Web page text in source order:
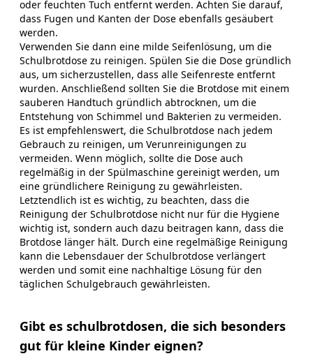
oder feuchten Tuch entfernt werden. Achten Sie darauf,
dass Fugen und Kanten der Dose ebenfalls gesäubert
werden.
Verwenden Sie dann eine milde Seifenlösung, um die
Schulbrotdose zu reinigen. Spülen Sie die Dose gründlich
aus, um sicherzustellen, dass alle Seifenreste entfernt
wurden. Anschließend sollten Sie die Brotdose mit einem
sauberen Handtuch gründlich abtrocknen, um die
Entstehung von Schimmel und Bakterien zu vermeiden.
Es ist empfehlenswert, die Schulbrotdose nach jedem
Gebrauch zu reinigen, um Verunreinigungen zu
vermeiden. Wenn möglich, sollte die Dose auch
regelmäßig in der Spülmaschine gereinigt werden, um
eine gründlichere Reinigung zu gewährleisten.
Letztendlich ist es wichtig, zu beachten, dass die
Reinigung der Schulbrotdose nicht nur für die Hygiene
wichtig ist, sondern auch dazu beitragen kann, dass die
Brotdose länger hält. Durch eine regelmäßige Reinigung
kann die Lebensdauer der Schulbrotdose verlängert
werden und somit eine nachhaltige Lösung für den
täglichen Schulgebrauch gewährleisten.
Gibt es schulbrotdosen, die sich besonders
gut für kleine Kinder eignen?